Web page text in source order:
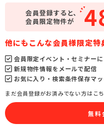
会員登録すると、
会員限定物件が
他にもこんな会員様限定特
会員限定イベント・セミナー
新規物件情報をメールで配信
お気に入り・検索条件保存マ
まだ会員登録がお済みでない方はこ
無料